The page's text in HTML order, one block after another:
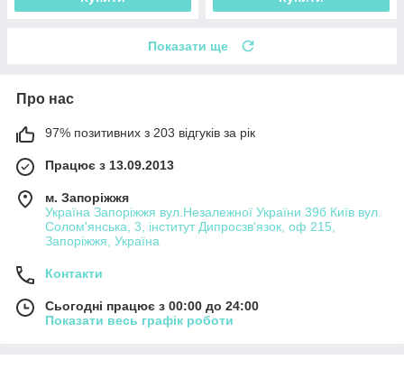
Показати ще
Про нас
97% позитивних з 203 відгуків за рік
Працює з 13.09.2013
м. Запоріжжя
Україна Запоріжжя вул.Незалежної України 39б Київ вул.
Солом'янська, 3, інститут Дипросзв'язок, оф 215,
Запоріжжя, Україна
Контакти
Сьогодні працює з 00:00 до 24:00
Показати весь графік роботи